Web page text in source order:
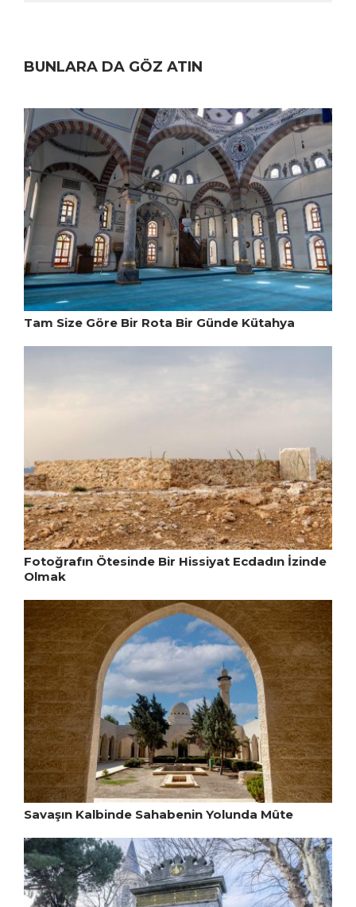
BUNLARA DA GÖZ ATIN
Tam Size Göre Bir Rota Bir Günde Kütahya
Fotoğrafın Ötesinde Bir Hissiyat Ecdadın İzinde
Olmak
Savaşın Kalbinde Sahabenin Yolunda Mûte